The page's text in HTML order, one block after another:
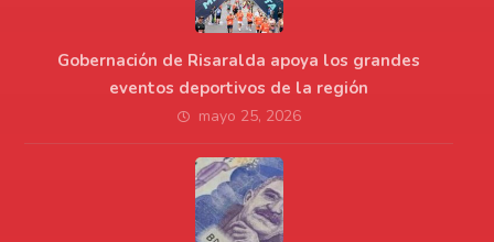
Gobernación de Risaralda apoya los grandes
eventos deportivos de la región
mayo 25, 2026